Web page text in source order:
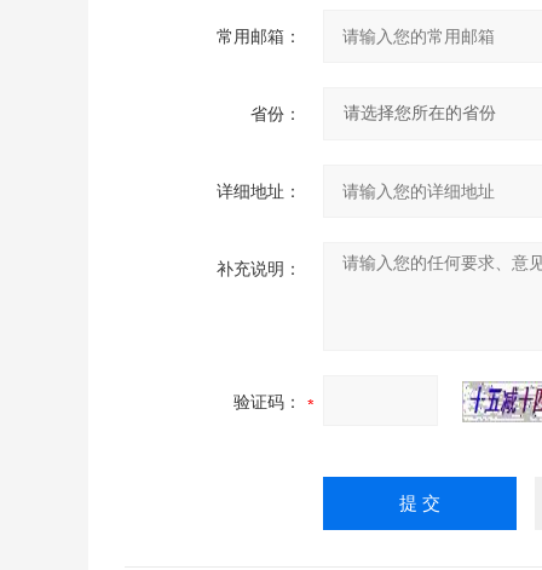
常用邮箱：
省份：
详细地址：
补充说明：
验证码：